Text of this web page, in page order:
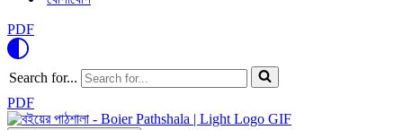
PDF
Search for...
PDF